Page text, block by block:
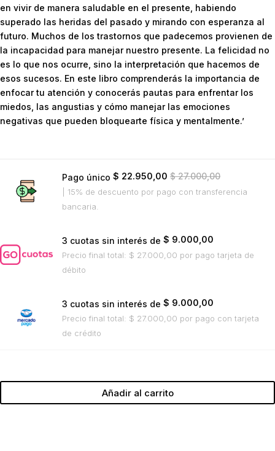
en vivir de manera saludable en el presente, habiendo
superado las heridas del pasado y mirando con esperanza al
futuro. Muchos de los trastornos que padecemos provienen de
la incapacidad para manejar nuestro presente. La felicidad no
es lo que nos ocurre, sino la interpretación que hacemos de
esos sucesos. En este libro comprenderás la importancia de
enfocar tu atención y conocerás pautas para enfrentar los
miedos, las angustias y cómo manejar las emociones
negativas que pueden bloquearte física y mentalmente.’
Pago único $ 22.950,00 $27.000,00
| 15% de descuento por pago con transferencia
bancaria.
3 cuotas sin interés de $ 9.000,00
Precio final total: $ 27.000,00 por pago tarjeta de
débito
3 cuotas sin interés de $ 9.000,00
Precio final total: $ 27.000,00 por pago con tarjeta
de crédito
que
Añadir al carrito